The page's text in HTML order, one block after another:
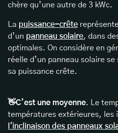
chère qu’une autre de 3 kWc.
La puissance-crête
d’un panneau solaire, dans
optimales. On considère en
réelle d’un panneau solaire
sa puissance crête.
👋C’est une moyenne. Le
températures extérieures, les
l'inclinaison des panneaux